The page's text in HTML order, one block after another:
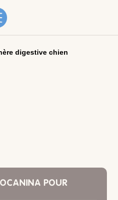
digestive chien
POUR